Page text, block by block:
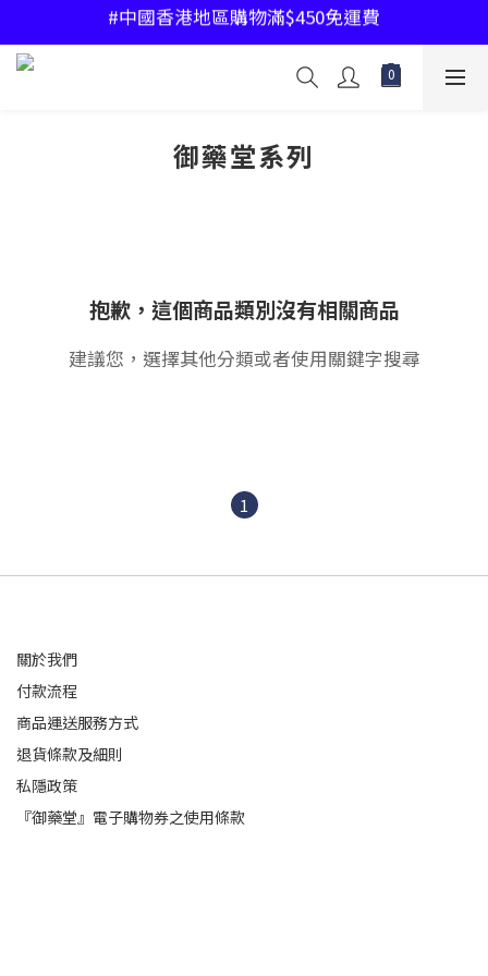
#中國香港地區購物滿$450免運費
#中國香港地區購物滿$450免運費
御藥堂系列
抱歉，這個商品類別沒有相關商品
建議您，選擇其他分類或者使用關鍵字搜尋
1
關於我們
付款流程
商品運送服務方式
退貨條款及細則
私隱政策
『御藥堂』電子購物券之使用條款